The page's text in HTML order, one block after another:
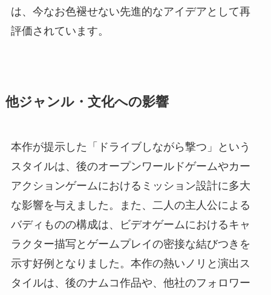
は、今なお色褪せない先進的なアイデアとして再
評価されています。
他ジャンル・文化への影響
本作が提示した「ドライブしながら撃つ」という
スタイルは、後のオープンワールドゲームやカー
アクションゲームにおけるミッション設計に多大
な影響を与えました。また、二人の主人公による
バディものの構成は、ビデオゲームにおけるキャ
ラクター描写とゲームプレイの密接な結びつきを
示す好例となりました。本作の熱いノリと演出ス
タイルは、後のナムコ作品や、他社のフォロワー